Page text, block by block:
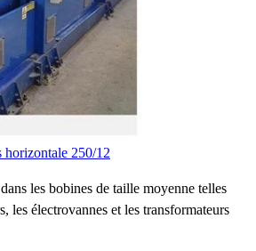
horizontale 250/12
les bobines de taille moyenne telles
les électrovannes et les transformateurs